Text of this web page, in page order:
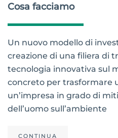
Cosa facciamo
Un nuovo modello di
creazione di una filiera di
tecnologia innovativa sul
concreto per trasformare
un’impresa in grado di
dell’uomo sull’ambiente
CONTINUA